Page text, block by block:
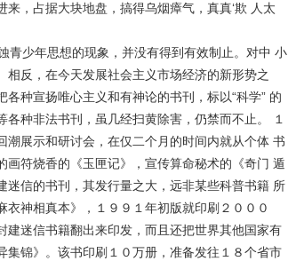
，占据大块地盘，搞得乌烟瘴气，真真‘欺 人太
少年思想的现象，并没有得到有效制止。对中 小
反，在今天发展社会主义市场经济的新形势之
种宣扬唯心主义和有神论的书刊，标以“科学” 的
种非法书刊，虽几经扫黄除害，仍禁而不止。 １
展示和研讨会，在仅二个月的时间内就从个体 书
符烧香的《玉匣记》，宣传算命秘术的《奇门 遁
信的书刊，其发行量之大，远非某些科普书籍 所
神相真本》，１９９１年初版就印刷２０００
迷信书籍翻出来印发，而且还把世界其他国家有
锦》。该书印刷１０万册，准备发往１８个省市